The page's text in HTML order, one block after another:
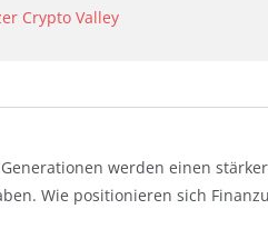
Crypto Valley
werden einen
Wie positionieren sich